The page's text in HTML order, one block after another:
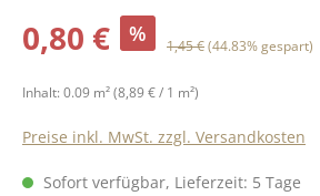
Verkaufspreis:
0,80 € % Regulärer Preis:
1,45 €(44.83% gespart)
Inhalt: 0.09 m²(8,89 € / 1 m²)
Preise inkl. MwSt. zzgl. Versandkosten
Sofort verfügbar, Lieferzeit: 5 Tage